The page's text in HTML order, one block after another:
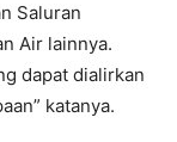
Saluran
Air lainnya.
dapat dialirkan
katanya.